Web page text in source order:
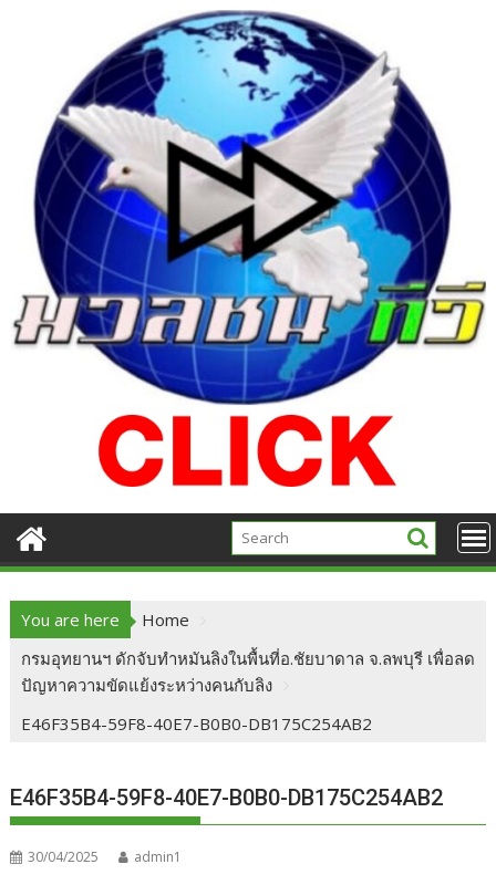
You are here
Home
กรมอุทยานฯ ดักจับทำหมันลิงในพื้นที่อ.ชัยบาดาล จ.ลพบุรี เพื่อลด
ปัญหาความขัดแย้งระหว่างคนกับลิง
E46F35B4-59F8-40E7-B0B0-DB175C254AB2
E46F35B4-59F8-40E7-B0B0-DB175C254AB2
30/04/2025 admin1